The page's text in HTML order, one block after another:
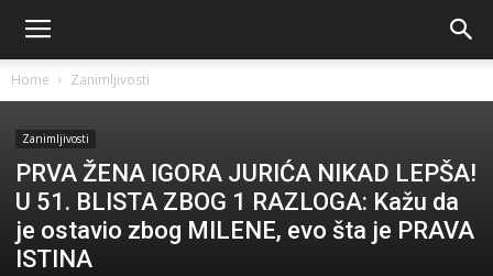
Home Zanimljivosti
Zanimljivosti
PRVA ŽENA IGORA JURIĆA NIKAD LEPŠA!
U 51. BLISTA ZBOG 1 RAZLOGA: Kažu da
je ostavio zbog MILENE, evo šta je PRAVA
ISTINA